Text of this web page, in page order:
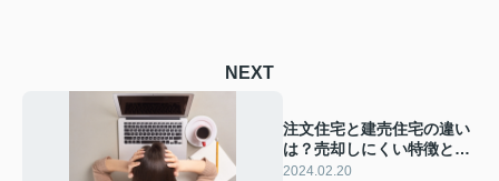
NEXT
注文住宅と建売住宅の違い
は？売却しにくい特徴と売
却時のポイントを解説
2024.02.20